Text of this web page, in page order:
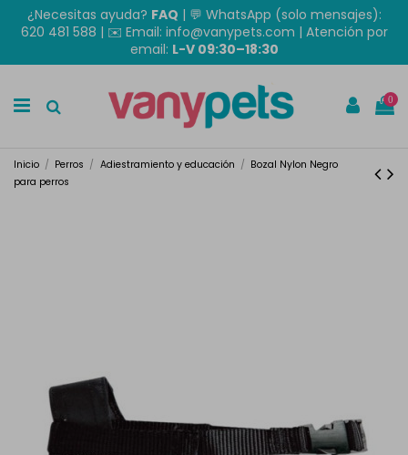
¿Necesitas ayuda? FAQ | 💬 WhatsApp (solo mensajes):
620 481 588 | ✉️ Email: info@vanypets.com | Atención por
email: L-V 09:30–18:30
0
Inicio Perros Adiestramiento y educación
Bozal Nylon Negro
para perros